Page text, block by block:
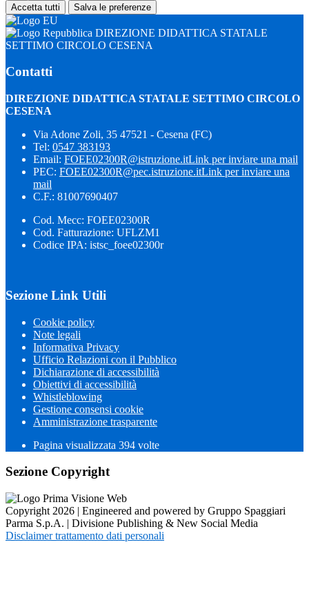
Accetta tutti Salva le preferenze
DIREZIONE DIDATTICA STATALE
SETTIMO CIRCOLO CESENA
Contatti
DIREZIONE DIDATTICA STATALE SETTIMO CIRCOLO
CESENA
Via Adone Zoli, 35 47521 - Cesena (FC)
Tel: 0547 383193
Email: FOEE02300R@istruzione.itLink per inviare una mail
PEC: FOEE02300R@pec.istruzione.itLink per inviare una
mail
C.F.: 81007690407
Cod. Mecc: FOEE02300R
Cod. Fatturazione: UFLZM1
Codice IPA: istsc_foee02300r
Sezione Link Utili
Cookie policy
Note legali
Informativa Privacy
Ufficio Relazioni con il Pubblico
Dichiarazione di accessibilità
Obiettivi di accessibilità
Whistleblowing
Gestione consensi cookie
Amministrazione trasparente
Pagina visualizzata 394 volte
Sezione Copyright
Copyright 2026 | Engineered and powered by Gruppo Spaggiari
Parma S.p.A. | Divisione Publishing & New Social Media
Disclaimer trattamento dati personali